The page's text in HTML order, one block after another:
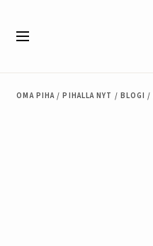
OMA PIHA / PIHALLA NYT / BLOGI /